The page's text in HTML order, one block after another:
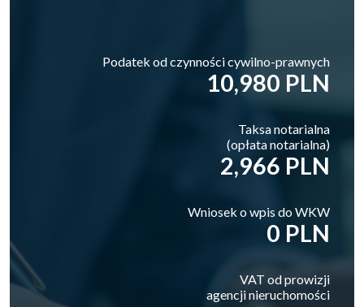
Podatek od czynności cywilno-prawnych
10,980 PLN
Taksa notarialna
(opłata notarialna)
2,966 PLN
Wniosek o wpis do WKW
0 PLN
VAT od prowizji
agencji nieruchomości